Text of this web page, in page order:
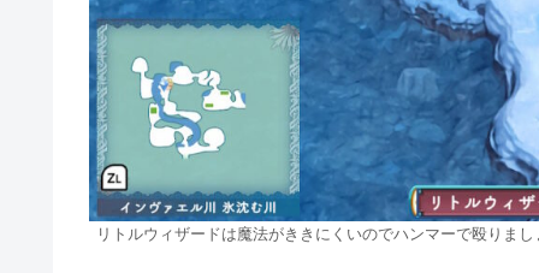
リトルウィザードは魔法がききにくいのでハンマーで殴りまし